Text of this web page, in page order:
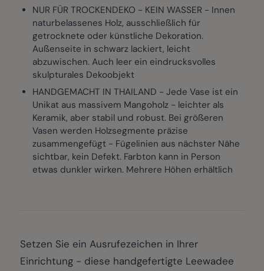
NUR FÜR TROCKENDEKO - KEIN WASSER - Innen
naturbelassenes Holz, ausschließlich für
getrocknete oder künstliche Dekoration.
Außenseite in schwarz lackiert, leicht
abzuwischen. Auch leer ein eindrucksvolles
skulpturales Dekoobjekt
HANDGEMACHT IN THAILAND - Jede Vase ist ein
Unikat aus massivem Mangoholz - leichter als
Keramik, aber stabil und robust. Bei größeren
Vasen werden Holzsegmente präzise
zusammengefügt - Fügelinien aus nächster Nähe
sichtbar, kein Defekt. Farbton kann in Person
etwas dunkler wirken. Mehrere Höhen erhältlich
Setzen Sie ein Ausrufezeichen in Ihrer
Einrichtung - diese handgefertigte Leewadee